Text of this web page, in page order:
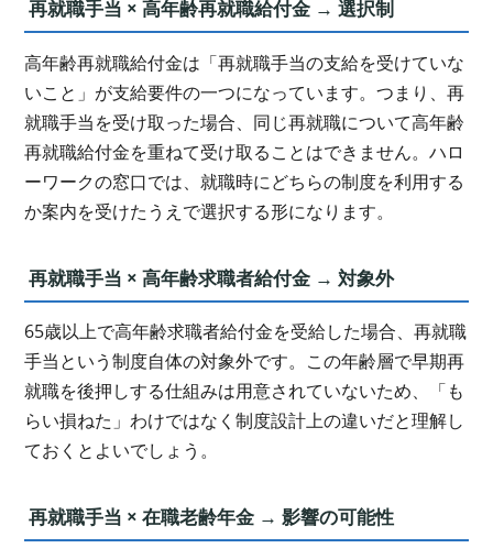
再就職手当 × 高年齢再就職給付金 → 選択制
高年齢再就職給付金は「再就職手当の支給を受けていな
いこと」が支給要件の一つになっています。つまり、再
就職手当を受け取った場合、同じ再就職について高年齢
再就職給付金を重ねて受け取ることはできません。ハロ
ーワークの窓口では、就職時にどちらの制度を利用する
か案内を受けたうえで選択する形になります。
再就職手当 × 高年齢求職者給付金 → 対象外
65歳以上で高年齢求職者給付金を受給した場合、再就職
手当という制度自体の対象外です。この年齢層で早期再
就職を後押しする仕組みは用意されていないため、「も
らい損ねた」わけではなく制度設計上の違いだと理解し
ておくとよいでしょう。
再就職手当 × 在職老齢年金 → 影響の可能性